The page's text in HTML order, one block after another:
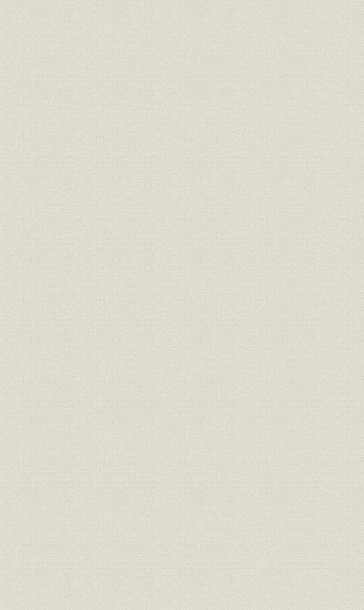
経営
「拡充強化3か年計画」最終実
績
[昭和53年
経営;財務・業績
「拡充強化3か年計画」業績の
推移
昭和50年
年度(1978
経営政策 「第1次募体三計画」遂行状況
昭和51年
年度(1978
資産
昭和51年度~53年度の増加資産
占率推移
昭和50年
年度(1978
資産;業界 総資産利回りの推移
昭和41年
年度(1978
営業;事業所
昭和20年代の所有営業用店舗数
の推移
昭和23年
29年度
営業;事業所
昭和30年代の所有営業用店舗数
の推移
昭和31年
39年度
資産 [投資用不動産・]新宿住友ビル [昭和49年
資産;金利 不動産利回りの推移
昭和40年
年度(1978
事業所
[料金保全事務のシステム処理の
中核拠点となった]京橋事務セン
ター(現・本社ビル所在地)
[昭和46年
情報システム
オンライン完成メッセージを端
末入力する新井[正明]社長
[昭和48年
福利厚生;施設
洗心寮(兵庫県芦屋市、昭和34年
4月開設)、有恒寮(東京都大田
区、昭和34年12月開設)
昭和34年
[「営業基盤の強化、収支構造の